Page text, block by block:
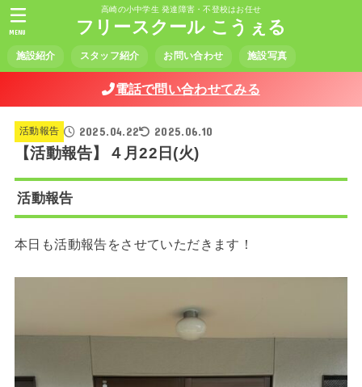
高崎の小中学生 発達障害・不登校はお任せ
フリースクール こうぇる
施設紹介 スタッフ紹介 お問い合わせ 施設写真
MENU
電話で問い合わせてみる
活動報告 2025.04.22 2025.06.10
【活動報告】４月22日(火)
活動報告
本日も活動報告をさせていただきます！